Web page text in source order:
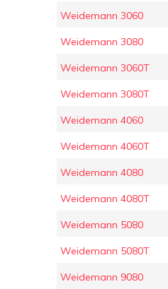
Weidemann 3060
Weidemann 3080
Weidemann 3060T
Weidemann 3080T
Weidemann 4060
Weidemann 4060T
Weidemann 4080
Weidemann 4080T
Weidemann 5080
Weidemann 5080T
Weidemann 9080